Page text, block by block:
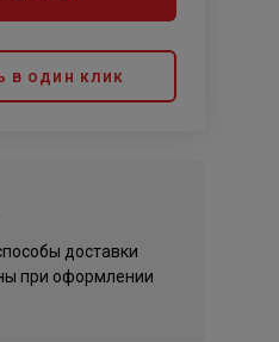
в один клик
доставки
при оформлении